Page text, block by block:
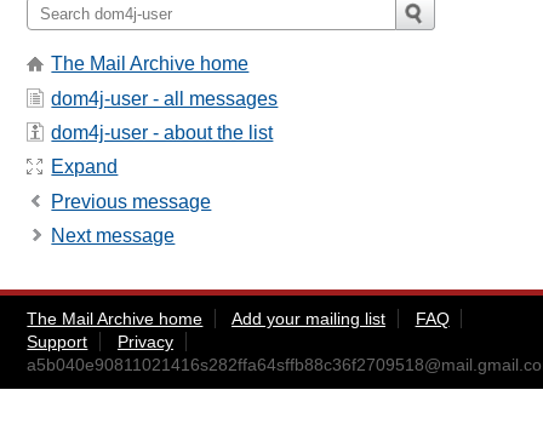
The Mail Archive home
dom4j-user - all messages
dom4j-user - about the list
Expand
Previous message
Next message
The Mail Archive home Add your mailing list
FAQ
Support
Privacy